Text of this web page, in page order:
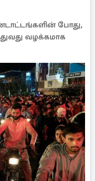
போது,
வழக்கமாக